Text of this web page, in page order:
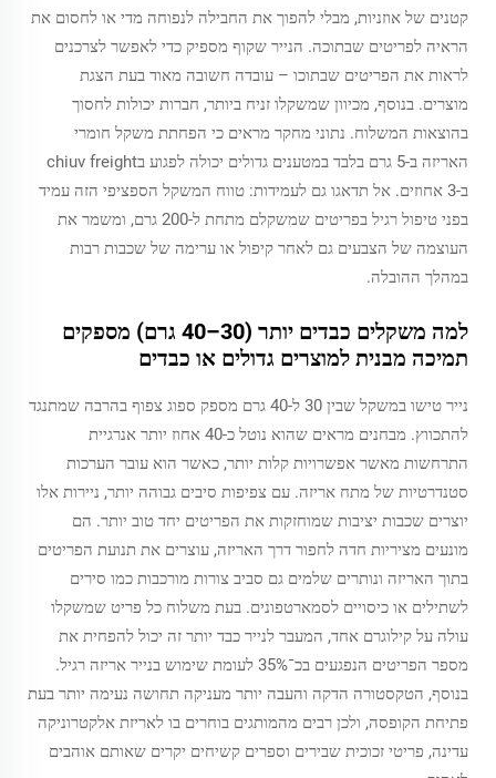
קטנים של אוזניות, מבלי להפוך את החבילה לנפוחה מדי או לחסום את
הראיה לפריטים שבתוכה. הנייר שקוף מספיק כדי לאפשר לצרכנים
לראות את הפריטים שבתוכו – עובדה חשובה מאוד בעת הצגת
מוצרים. בנוסף, מכיוון שמשקלו זניח ביותר, חברות יכולות לחסוך
בהוצאות המשלוח. נתוני מחקר מראים כי הפחתת משקל חומרי
האריזה ב-5 גרם בלבד במטענים גדולים יכולה לפגוע בchiuv freight
ב-3 אחוזים. אל תדאגו גם לעמידות: טווח המשקל הספציפי הזה עמיד
בפני טיפול רגיל בפריטים שמשקלם מתחת ל-200 גרם, ומשמר את
העוצמה של הצבעים גם לאחר קיפול או ערימה של שכבות רבות
במהלך ההובלה.
למה משקלים כבדים יותר (30–40 גרם) מספקים
תמיכה מבנית למוצרים גדולים או כבדים
נייר טישו במשקל שבין 30 ל-40 גרם מספק ספוג צפוף בהרבה שמתנגד
להתכווץ. מבחנים מראים שהוא נוטל כ-40 אחוז יותר אנרגיית
התרחשות מאשר אפשרויות קלות יותר, כאשר הוא עובר הערכות
סטנדרטיות של מתח אריזה. עם צפיפות סיבים גבוהה יותר, ניירות אלו
יוצרים שכבות יציבות שמוחזקות את הפריטים יחד טוב יותר. הם
מונעים מציריות חדה לחפור דרך האריזה, עוצרים את תנועת הפריטים
בתוך האריזה ונותרים שלמים גם סביב צורות מורכבות כמו סירים
לשתילים או כיסויים לסמארטפונים. בעת משלוח כל פריט שמשקלו
עולה על קילוגרם אחד, המעבר לנייר כבד יותר זה יכול להפחית את
מספר הפריטים הנפגעים בכ־35% לעומת שימוש בנייר אריזה רגיל.
בנוסף, הטקסטורה הדקה והעבה יותר מעניקה תחושה נעימה יותר בעת
פתיחת הקופסה, ולכן רבים מהמותגים בוחרים בו לאריזת אלקטרוניקה
עדינה, פריטי זכוכית שבירים וספרים קשיחים יקרים שאותם אוהבים